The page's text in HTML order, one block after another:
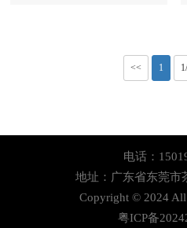
<< 1
电话：
地址：广东省东莞市
Copyright © 2024 All
粤ICP备